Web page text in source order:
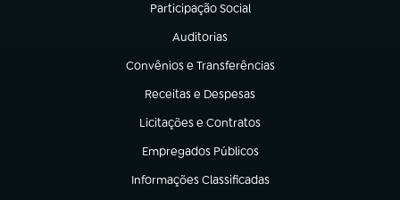
Participação Social
(abre em nova aba)
Auditorias
(abre em nova aba)
Convênios e Transferências
(abre em nova aba)
Receitas e Despesas
(abre em nova aba)
Licitações e Contratos
(abre em nova aba)
Empregados Públicos
(abre em nova aba)
Informações Classificadas
(abre em nova aba)